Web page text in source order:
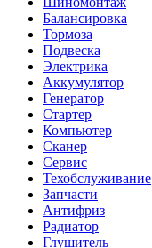
Балансировка
Тормоза
Подвеска
Электрика
Аккумулятор
Генератор
Стартер
Компьютер
Сканер
Сервис
Техобслуживание
Запчасти
Антифриз
Радиатор
Глушитель